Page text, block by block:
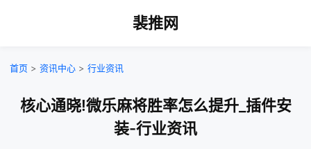
裴推网
首页 > 资讯中心 > 行业资讯
核心通晓!微乐麻将胜率怎么提升_插件安
装-行业资讯